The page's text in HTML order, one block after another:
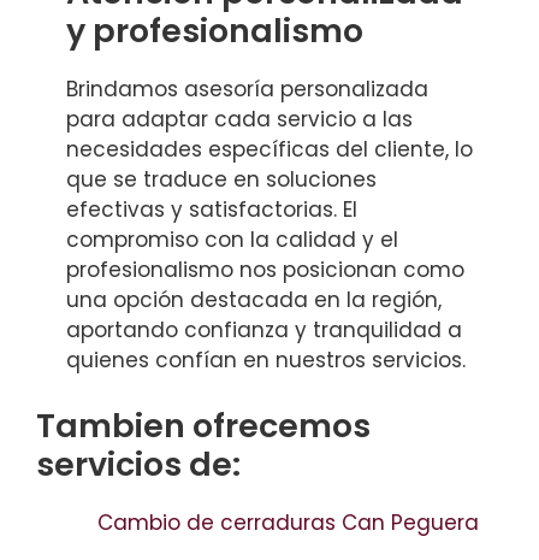
y profesionalismo
Brindamos asesoría personalizada
para adaptar cada servicio a las
necesidades específicas del cliente, lo
que se traduce en soluciones
efectivas y satisfactorias. El
compromiso con la calidad y el
profesionalismo nos posicionan como
una opción destacada en la región,
aportando confianza y tranquilidad a
quienes confían en nuestros servicios.
Tambien ofrecemos
servicios de:
Cambio de cerraduras Can Peguera